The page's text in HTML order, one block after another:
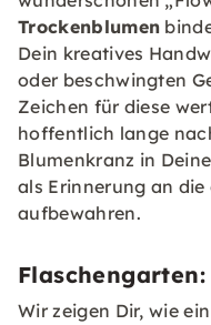
Trockenblumen
Dein kreatives
oder beschwingten
Zeichen für diese
hoffentlich lange
Blumenkranz in
als Erinnerung an
aufbewahren.
Flaschengarten:
Wir zeigen Dir, wie ein